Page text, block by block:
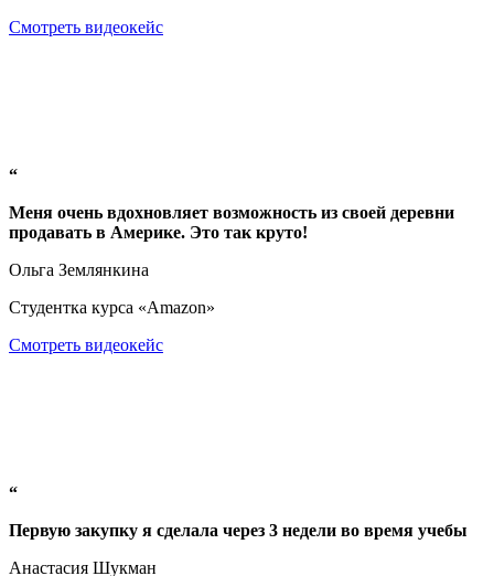
Смотреть видеокейс
“
Меня очень вдохновляет возможность из своей деревни
продавать в Америке. Это так круто!
Ольга Землянкина
Студентка курса «Amazon»
Смотреть видеокейс
“
Первую закупку я сделала через 3 недели во время учебы
Анастасия Шукман